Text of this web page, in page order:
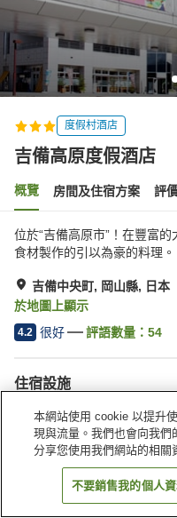
度假村酒店
吉備高原度假酒店
概覽 房間及住宿方案 評
位於“吉備高原市”！在豐富
食材製作的引以為豪的料理。
吉備中央町, 岡山縣, 日本
於地圖上顯示
4.2 很好 評語數量： 54
住宿設施
停車場
自動販賣機
本網站使用 cookie 以提升
現與流量。我們也會向我
分享您使用我們網站的相關
不要銷售我的個人